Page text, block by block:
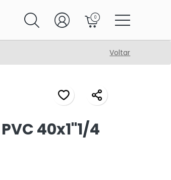
0
Voltar
40x1"1/4